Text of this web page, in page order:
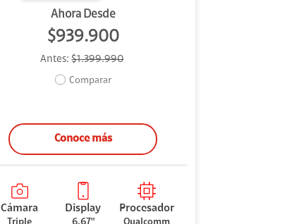
Ahora Desde
$939.900
Antes:$1.399.990
Comparar
Conoce más
Cámara Display Procesador